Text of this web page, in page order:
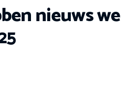
nieuws